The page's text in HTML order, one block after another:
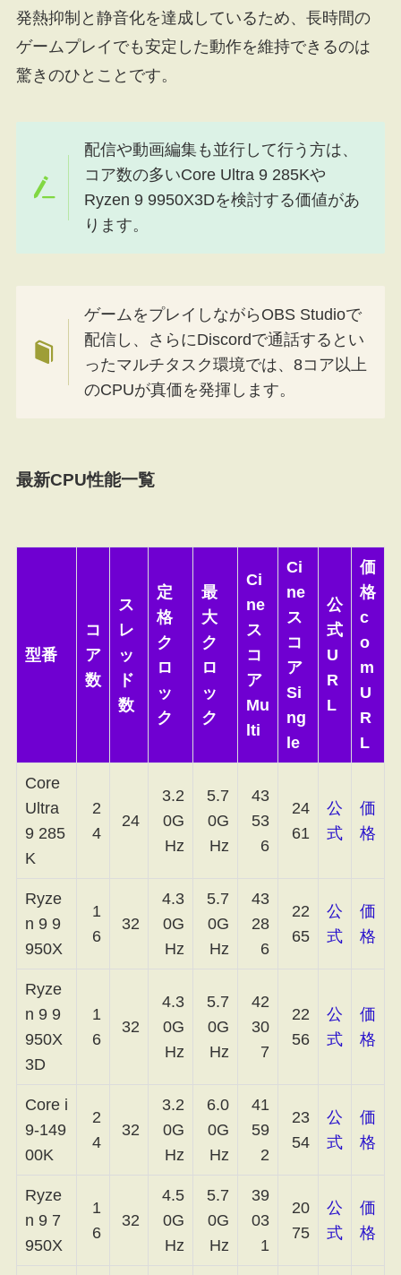
発熱抑制と静音化を達成しているため、長時間の
ゲームプレイでも安定した動作を維持できるのは
驚きのひとことです。
配信や動画編集も並行して行う方は、
コア数の多いCore Ultra 9 285Kや
Ryzen 9 9950X3Dを検討する価値があ
ります。
ゲームをプレイしながらOBS Studioで
配信し、さらにDiscordで通話するとい
ったマルチタスク環境では、8コア以上
のCPUが真価を発揮します。
最新CPU性能一覧
型番
コ
ア
数
ス
レ
ッ
ド
数
定
格
ク
ロ
ッ
ク
最
大
ク
ロ
ッ
ク
Ci
ne
ス
コ
ア
Mu
lti
Ci
ne
ス
コ
ア
Si
ng
le
公
式
U
R
L
価
格
c
o
m
U
R
L
Core
Ultra
9 285
K
2
4
24
3.2
0G
Hz
5.7
0G
Hz
43
53
6
24
61
公
式
価
格
Ryze
n 9 9
950X
1
6
32
4.3
0G
Hz
5.7
0G
Hz
43
28
6
22
65
公
式
価
格
Ryze
n 9 9
950X
3D
1
6
32
4.3
0G
Hz
5.7
0G
Hz
42
30
7
22
56
公
式
価
格
Core i
9-149
00K
2
4
32
3.2
0G
Hz
6.0
0G
Hz
41
59
2
23
54
公
式
価
格
Ryze
n 9 7
950X
1
6
32
4.5
0G
Hz
5.7
0G
Hz
39
03
1
20
75
公
式
価
格